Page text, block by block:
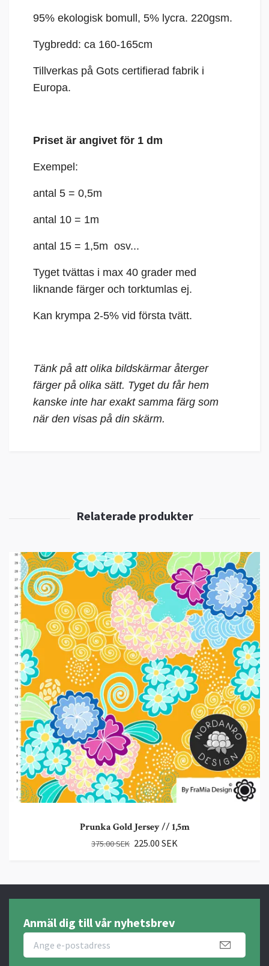
95% ekologisk bomull, 5% lycra. 220gsm.
Tygbredd: ca 160-165cm
Tillverkas på Gots certifierad fabrik i
Europa.
Priset är angivet för 1 dm
Exempel:
antal 5 = 0,5m
antal 10 = 1m
antal 15 = 1,5m osv...
Tyget tvättas i max 40 grader med
liknande färger och torktumlas ej.
Kan krympa 2-5% vid första tvätt.
Tänk på att olika bildskärmar återger
färger på olika sätt. Tyget du får hem
kanske inte har exakt samma färg som
när den visas på din skärm.
Prunka Gold Jersey // 1,5m
375.00 SEK 225.00 SEK
Anmäl dig till vår nyhetsbrev